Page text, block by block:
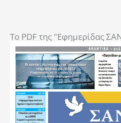
To PDF της "Εφημερίδας